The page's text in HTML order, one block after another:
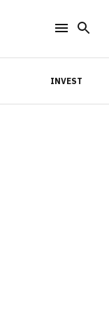
INVEST
INVEST